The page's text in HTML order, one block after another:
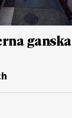
ganska